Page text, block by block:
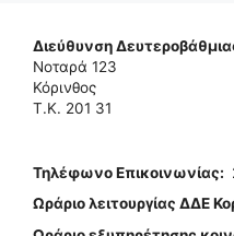
Διεύθυνση
Νοταρά 123
Κόρινθος
Τ.Κ. 201 31
Τηλέφωνo Επικοινωνίας:
Ωράριο λειτουργίας ΔΔΕ